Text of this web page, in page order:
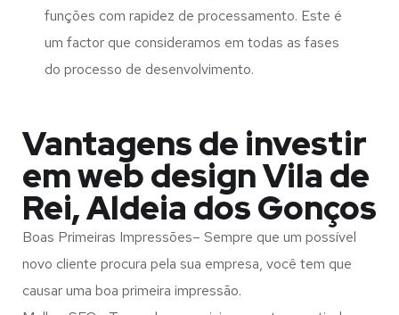
funções com rapidez de processamento. Este é
um factor que consideramos em todas as fases
do processo de desenvolvimento.
Vantagens de investir
em web design Vila de
Rei, Aldeia dos Gonços
Boas Primeiras Impressões– Sempre que um possível
novo cliente procura pela sua empresa, você tem que
causar uma boa primeira impressão.